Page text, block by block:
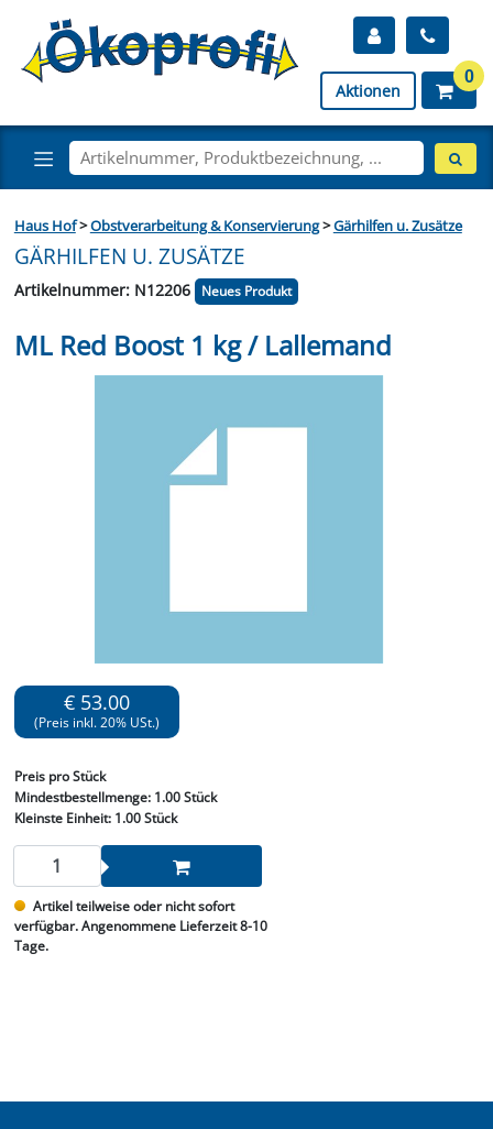
Aktionen
0
Haus Hof>Obstverarbeitung & Konservierung>Gärhilfen u. Zusätze
GÄRHILFEN U. ZUSÄTZE
Artikelnummer: N12206 Neues Produkt
ML Red Boost 1 kg / Lallemand
€ 53.00
(Preis inkl. 20% USt.)
Preis pro Stück
Mindestbestellmenge: 1.00 Stück
Kleinste Einheit:1.00 Stück
Artikel teilweise oder nicht sofort
verfügbar. Angenommene Lieferzeit 8-10
Tage.